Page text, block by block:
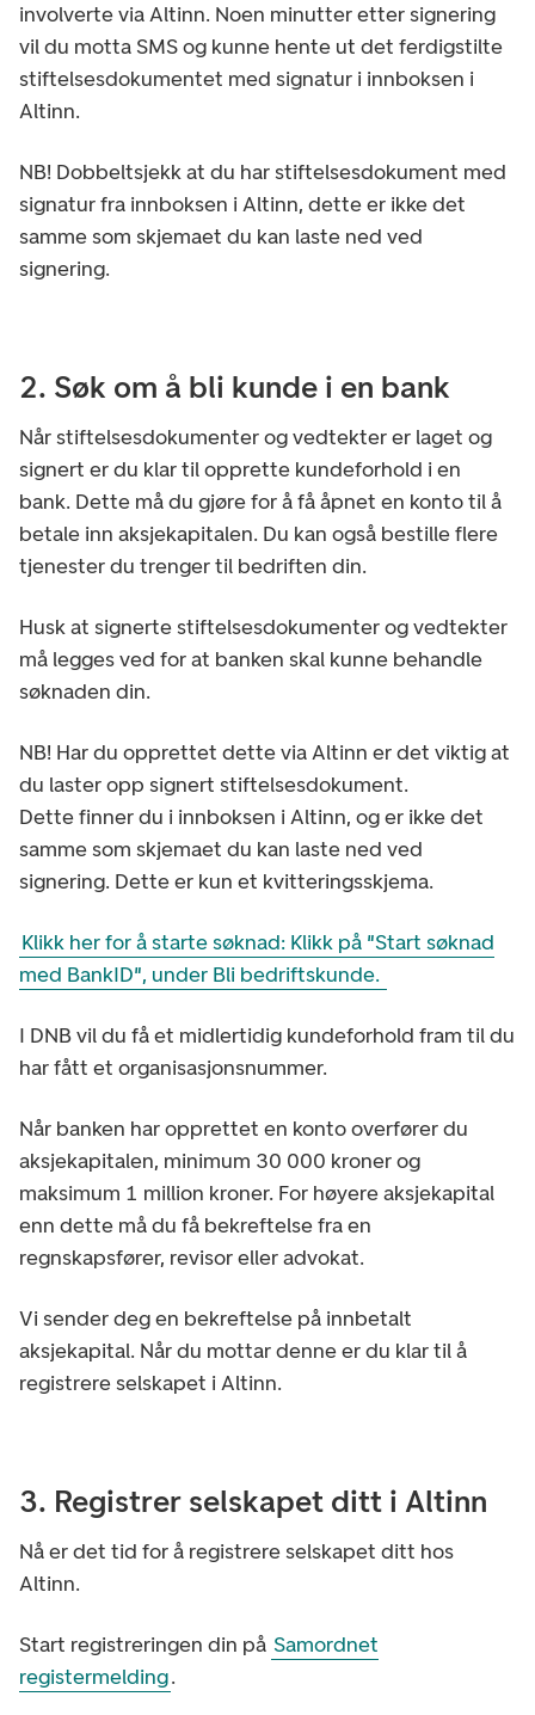
involverte via Altinn. Noen minutter etter signering
vil du motta SMS og kunne hente ut det ferdigstilte
stiftelsesdokumentet med signatur i innboksen i
Altinn.
NB! Dobbeltsjekk at du har stiftelsesdokument med
signatur fra innboksen i Altinn, dette er ikke det
samme som skjemaet du kan laste ned ved
signering.
2. Søk om å bli kunde i en bank
Når stiftelsesdokumenter og vedtekter er laget og
signert er du klar til opprette kundeforhold i en
bank. Dette må du gjøre for å få åpnet en konto til å
betale inn aksjekapitalen. Du kan også bestille flere
tjenester du trenger til bedriften din.
Husk at signerte stiftelsesdokumenter og vedtekter
må legges ved for at banken skal kunne behandle
søknaden din.
NB! Har du opprettet dette via Altinn er det viktig at
du laster opp signert stiftelsesdokument.
Dette finner du i innboksen i Altinn, og er ikke det
samme som skjemaet du kan laste ned ved
signering. Dette er kun et kvitteringsskjema.
Klikk her for å starte søknad: Klikk på "Start søknad
med BankID", under Bli bedriftskunde.
I DNB vil du få et midlertidig kundeforhold fram til du
har fått et organisasjonsnummer.
Når banken har opprettet en konto overfører du
aksjekapitalen, minimum 30 000 kroner og
maksimum 1 million kroner. For høyere aksjekapital
enn dette må du få bekreftelse fra en
regnskapsfører, revisor eller advokat.
Vi sender deg en bekreftelse på innbetalt
aksjekapital. Når du mottar denne er du klar til å
registrere selskapet i Altinn.
3. Registrer selskapet ditt i Altinn
Nå er det tid for å registrere selskapet ditt hos
Altinn.
Start registreringen din på Samordnet
registermelding.